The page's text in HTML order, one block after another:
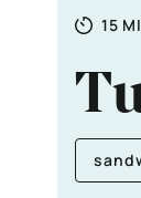
Totale
15